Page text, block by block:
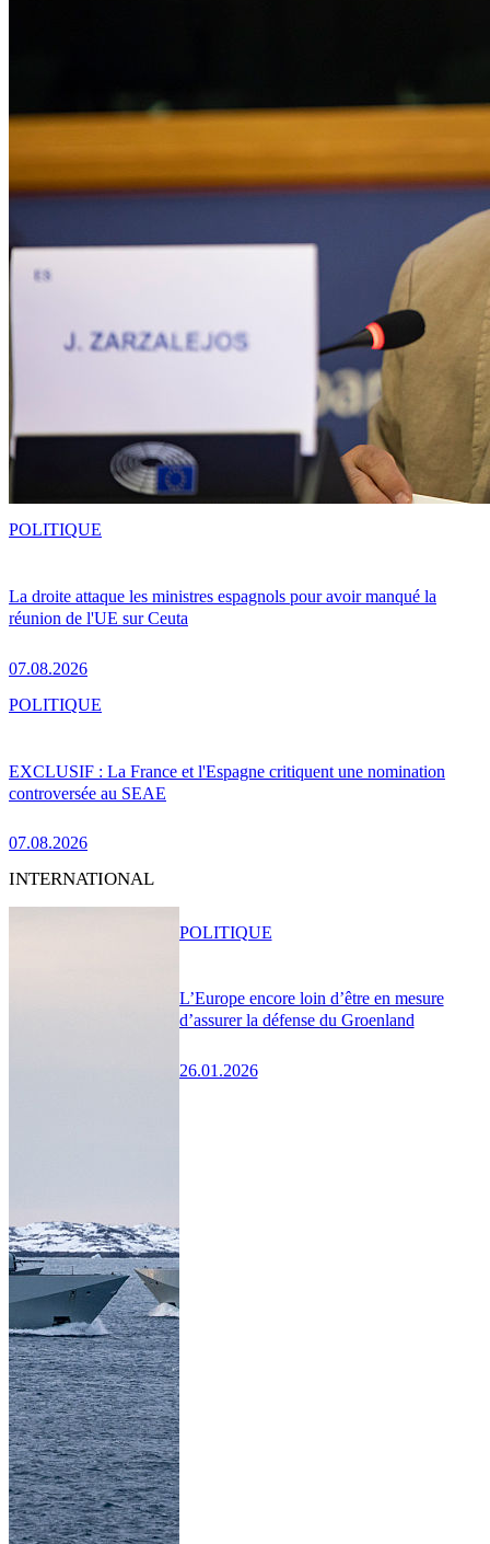
La droite attaque les ministres espagnols pour avoir manqué la
réunion de l'UE sur Ceuta
07.08.2026
POLITIQUE
EXCLUSIF : La France et l'Espagne critiquent une nomination
controversée au SEAE
07.08.2026
POLITIQUE
INTERNATIONAL
L’Europe encore loin d’être en mesure
d’assurer la défense du Groenland
26.01.2026
POLITIQUE